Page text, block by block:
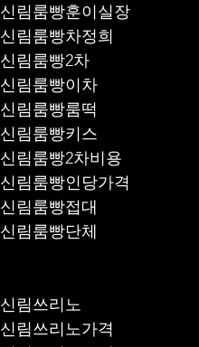
신림룸빵훈이실장
신림룸빵차정희
신림룸빵2차
신림룸빵이차
신림룸빵룸떡
신림룸빵키스
신림룸빵2차비용
신림룸빵인당가격
신림룸빵접대
신림룸빵단체
신림쓰리노
신림쓰리노가격